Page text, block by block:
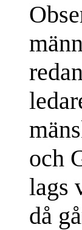
och
lags
då